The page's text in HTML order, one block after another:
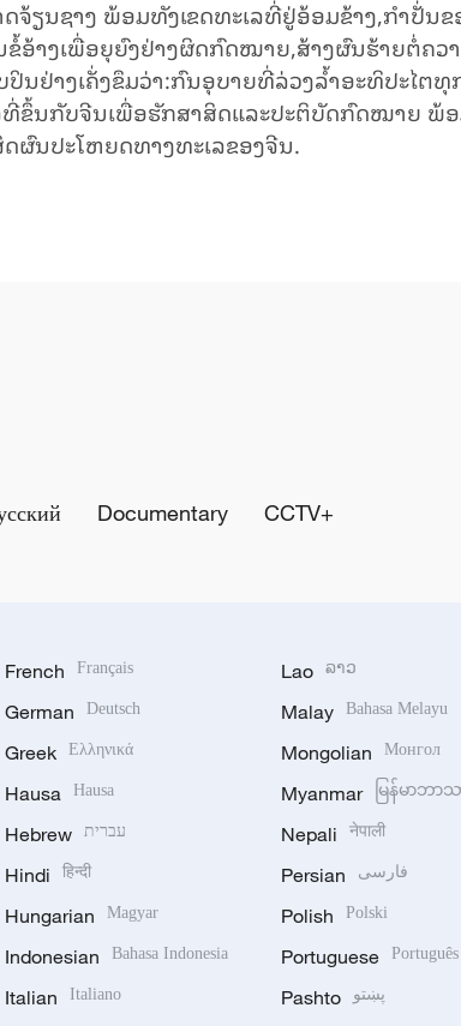
ຈ້ຽນຊາງ ພ້ອມທັງເຂດທະເລທີ່ຢູ່ອ້ອມຂ້າງ,ກຳປັ່ນຂ
ອ້າງເພື່ອຍຸຍົງຢ່າງຜິດກົດໝາຍ,ສ້າງຜົນຮ້າຍຕໍ່ຄວ
ນຢ່າງເຄັ່ງຂຶມວ່າ:ກົນອຸບາຍທີ່ລ່ວງລ້ຳອະທິປະໄຕທຸ
ທີ່ຂຶ້ນກັບຈີນເພື່ອຮັກສາສິດແລະປະຕິບັດກົດໝາຍ ພ້
ຜົນປະໂຫຍດທາງທະເລຂອງຈີນ.
Documentary CCTV+
French Français
German Deutsch
Greek Ελληνικά
Hausa Hausa
Hebrew עברית
Hindi हिन्दी
Hungarian Magyar
Indonesian Bahasa Indonesia
Italian Italiano
Lao ລາວ
Malay Bahasa Melayu
Mongolian Монгол
Myanmar မြန်မာဘာ
Nepali नेपाली
Persian فارسی
Polish Polski
Portuguese Português
Pashto پښتو